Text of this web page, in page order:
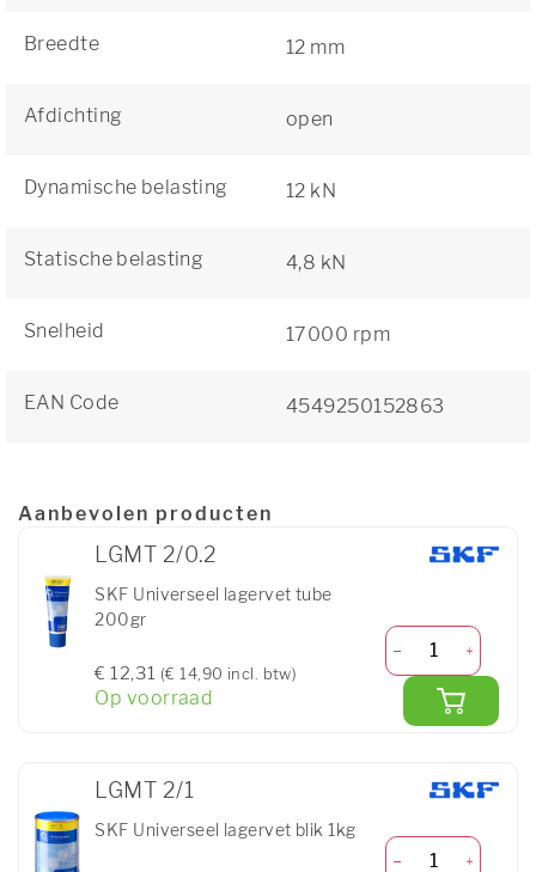
Breedte 12 mm
Afdichting open
Dynamische belasting 12 kN
Statische belasting 4,8 kN
Snelheid 17000 rpm
EAN Code 4549250152863
Aanbevolen producten
LGMT 2/0.2
SKF Universeel lagervet tube
200gr
€ 12,31 (€ 14,90 incl. btw)
Op voorraad
LGMT 2/1
SKF Universeel lagervet blik 1kg